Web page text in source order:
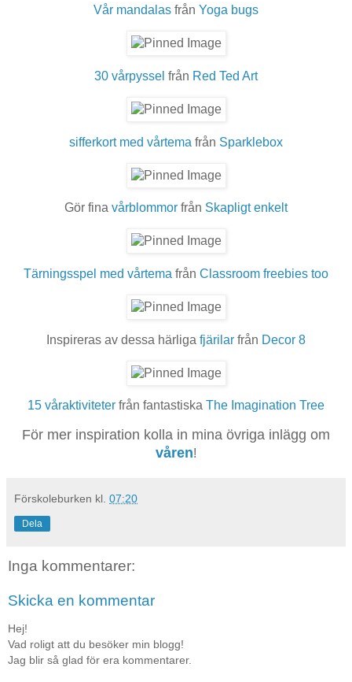
Vår mandalas från Yoga bugs
30 vårpyssel från Red Ted Art
sifferkort med vårtema från Sparklebox
Gör fina vårblommor från Skapligt enkelt
Tärningsspel med vårtema från Classroom freebies too
Inspireras av dessa härliga fjärilar från Decor 8
15 våraktiviteter från fantastiska The Imagination Tree
För mer inspiration kolla in mina övriga inlägg om
våren!
Förskoleburken kl. 07:20
Dela
Inga kommentarer:
Skicka en kommentar
Hej!
Vad roligt att du besöker min blogg!
Jag blir så glad för era kommentarer.